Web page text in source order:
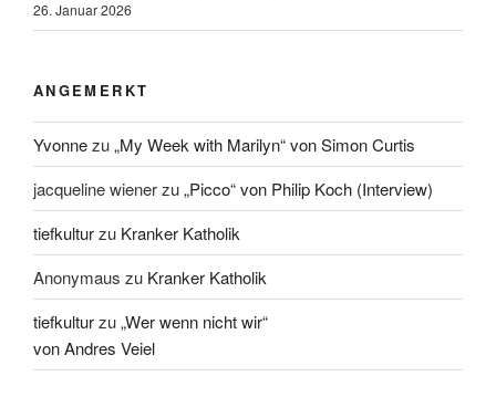
26. Januar 2026
ANGEMERKT
Yvonnezu„My Week with Marilyn“ von Simon Curtis
jacqueline wienerzu„Picco“ von Philip Koch (Interview)
tiefkulturzu Kranker Katholik
Anonymaus zu Kranker Katholik
tiefkulturzu„Wer wenn nicht wir“
von Andres Veiel